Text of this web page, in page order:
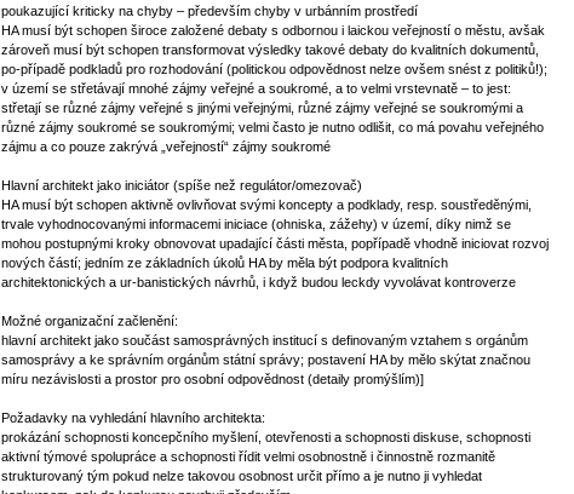
poukazující kriticky na chyby – především chyby v urbánním prostředí
HA musí být schopen široce založené debaty s odbornou i laickou veřejností o městu, avšak
zároveň musí být schopen transformovat výsledky takové debaty do kvalitních dokumentů,
po-případě podkladů pro rozhodování (politickou odpovědnost nelze ovšem snést z politiků!);
v území se střetávají mnohé zájmy veřejné a soukromé, a to velmi vrstevnatě – to jest:
střetají se různé zájmy veřejné s jinými veřejnými, různé zájmy veřejné se soukromými a
různé zájmy soukromé se soukromými; velmi často je nutno odlišit, co má povahu veřejného
zájmu a co pouze zakrývá „veřejností“ zájmy soukromé
Hlavní architekt jako iniciátor (spíše než regulátor/omezovač)
HA musí být schopen aktivně ovlivňovat svými koncepty a podklady, resp. soustředěnými,
trvale vyhodnocovanými informacemi iniciace (ohniska, zážehy) v území, díky nimž se
mohou postupnými kroky obnovovat upadající části města, popřípadě vhodně iniciovat rozvoj
nových částí; jedním ze základních úkolů HA by měla být podpora kvalitních
architektonických a ur-banistických návrhů, i když budou leckdy vyvolávat kontroverze
Možné organizační začlenění:
hlavní architekt jako součást samosprávných institucí s definovaným vztahem s orgánům
samosprávy a ke správním orgánům státní správy; postavení HA by mělo skýtat značnou
míru nezávislosti a prostor pro osobní odpovědnost (detaily promýšlím)]
Požadavky na vyhledání hlavního architekta:
prokázání schopnosti koncepčního myšlení, otevřenosti a schopnosti diskuse, schopnosti
aktivní týmové spolupráce a schopnosti řídit velmi osobnostně i činnostně rozmanitě
strukturovaný tým pokud nelze takovou osobnost určit přímo a je nutno ji vyhledat